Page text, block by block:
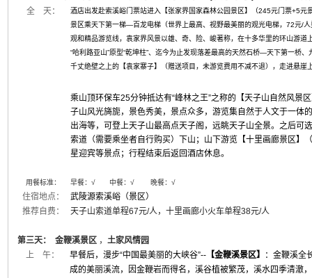
全 天：
酒店出发赴索溪峪门票站进入【张家界国家森林公园景区】（245元门票+5
景区乘天下第一梯—百龙电梯（世界上最高、视野最美丽的观光电梯，72元/
观和精品游览线，袁家界风景以雄、奇、险、峻著称，在十多华里的环山游
“哈利路亚山”原型“乾坤柱”、迄今为止发现落差最高的天然石桥—天下第一桥
千丈绝壁之上的【袁家寨子】（赠送项目，未游览费用不减不退），走进悬崖
乘山顶环保车25分钟抵达有“峰林之王”之称的【天子山自然风景
子山风光旖旎，景色秀美，景点众多，游览集自然于人文于一体
出海等，可登上天子山最高点天子阁，远眺天子山全景。之后可
索道（需要乘坐者自行购买）下山；山下游览【十里画廊景区】
星迎宾等景点；行程结束后返回酒店休息。
用餐标准： 早餐： √中餐：√ 晚餐：√
住宿地点：
武陵源索溪峪（景区）
推荐自费：
天子山索道单程67元/人，十里画廊小火车单程38元/人
第三天： 金鞭溪景区 ， 土家风情园
上 午：
早餐后， 漫步“中国最美丽的大峡谷”-- 【金鞭溪景区】
：金鞭溪全
成的美丽溪流，因金鞭岩而得名，溪谷植被繁茂，溪水四季清澈